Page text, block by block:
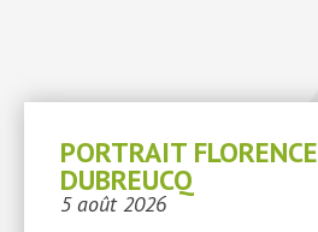
PORTRAIT FLORENCE
DUBREUCQ
5 août 2026